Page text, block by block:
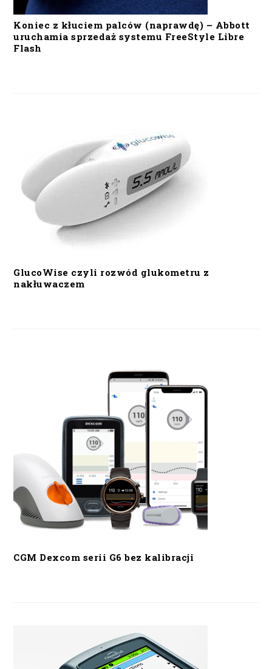
Koniec z kłuciem palców (naprawdę) – Abbott
uruchamia sprzedaż systemu FreeStyle Libre
Flash
GlucoWise czyli rozwód glukometru z
nakłuwaczem
CGM Dexcom serii G6 bez kalibracji